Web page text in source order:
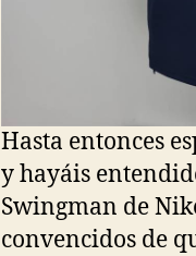
Hasta entonces
y hayáis
Swingman de
convencidos de